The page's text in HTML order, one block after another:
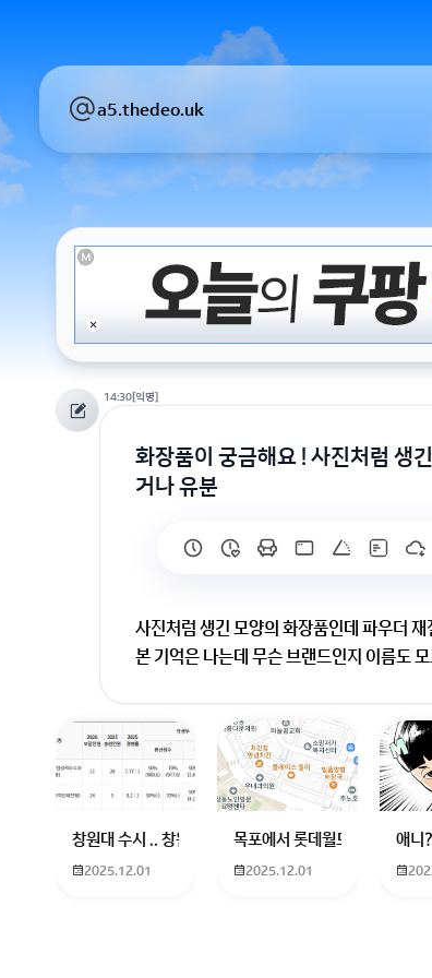
a5.thedeo.uk
14:30[익명]
화장품이 궁금해요 ! 사진처럼 생
거나 유분
사진처럼 생긴 모양의 화장품인데 파우더
본 기억은 나는데 무슨 브랜드인지 이름도
채택부탁드려요
회원가입 혹은 광고 [X]를 누르면 내용이 보입니다
창원대 수시 .. 창원대를 목표로 하고 있는 09년생입니다
2025.12.01
목포에서 롯데월드 가는 법 목
2025.12.01
애니